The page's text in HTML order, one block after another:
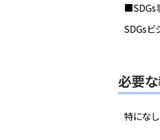
■SDGs
SDGsビ
必要
特になし